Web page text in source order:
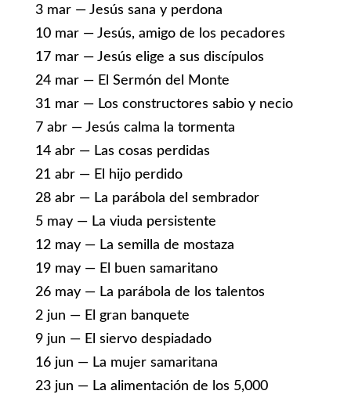
3 mar — Jesús sana y perdona
10 mar — Jesús, amigo de los pecadores
17 mar — Jesús elige a sus discípulos
24 mar — El Sermón del Monte
31 mar — Los constructores sabio y necio
7 abr — Jesús calma la tormenta
14 abr — Las cosas perdidas
21 abr — El hijo perdido
28 abr — La parábola del sembrador
5 may — La viuda persistente
12 may — La semilla de mostaza
19 may — El buen samaritano
26 may — La parábola de los talentos
2 jun — El gran banquete
9 jun — El siervo despiadado
16 jun — La mujer samaritana
23 jun — La alimentación de los 5,000